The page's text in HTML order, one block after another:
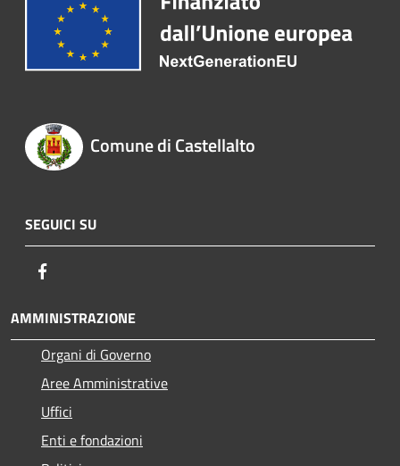
Comune di Castellalto
SEGUICI SU
AMMINISTRAZIONE
Organi di Governo
Aree Amministrative
Uffici
Enti e fondazioni